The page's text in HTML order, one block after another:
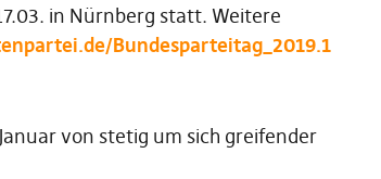
in Nürnberg statt. Weitere
Bundesparteitag_2019.1
von stetig um sich greifender